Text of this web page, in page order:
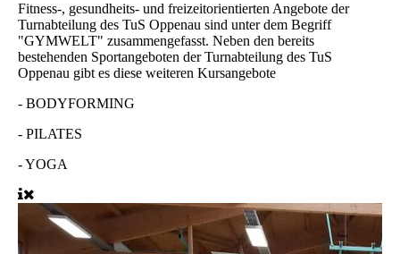
Fitness-, gesundheits- und freizeitorientierten Angebote der
Turnabteilung des TuS Oppenau sind unter dem Begriff
"GYMWELT" zusammengefasst. Neben den bereits
bestehenden Sportangeboten der Turnabteilung des TuS
Oppenau gibt es diese weiteren Kursangebote
- BODYFORMING
- PILATES
-YOGA